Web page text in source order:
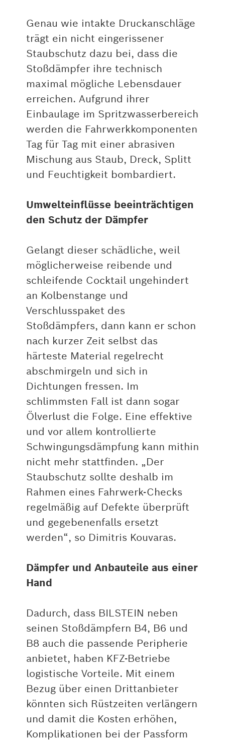
Genau wie intakte Druckanschläge
trägt ein nicht eingerissener
Staubschutz dazu bei, dass die
Stoßdämpfer ihre technisch
maximal mögliche Lebensdauer
erreichen. Aufgrund ihrer
Einbaulage im Spritzwasserbereich
werden die Fahrwerkkomponenten
Tag für Tag mit einer abrasiven
Mischung aus Staub, Dreck, Splitt
und Feuchtigkeit bombardiert.
Umwelteinflüsse beeinträchtigen
den Schutz der Dämpfer
Gelangt dieser schädliche, weil
möglicherweise reibende und
schleifende Cocktail ungehindert
an Kolbenstange und
Verschlusspaket des
Stoßdämpfers, dann kann er schon
nach kurzer Zeit selbst das
härteste Material regelrecht
abschmirgeln und sich in
Dichtungen fressen. Im
schlimmsten Fall ist dann sogar
Ölverlust die Folge. Eine effektive
und vor allem kontrollierte
Schwingungsdämpfung kann mithin
nicht mehr stattfinden. „Der
Staubschutz sollte deshalb im
Rahmen eines Fahrwerk-Checks
regelmäßig auf Defekte überprüft
und gegebenenfalls ersetzt
werden“, so Dimitris Kouvaras.
Dämpfer und Anbauteile aus einer
Hand
Dadurch, dass BILSTEIN neben
seinen Stoßdämpfern B4, B6 und
B8 auch die passende Peripherie
anbietet, haben KFZ-Betriebe
logistische Vorteile. Mit einem
Bezug über einen Drittanbieter
könnten sich Rüstzeiten verlängern
und damit die Kosten erhöhen,
Komplikationen bei der Passform